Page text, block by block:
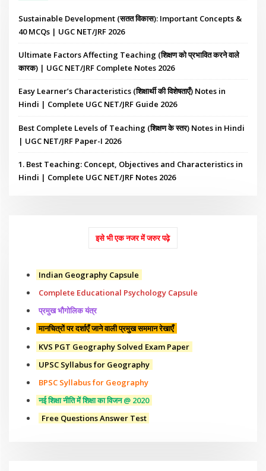
Sustainable Development (सतत विकास): Important Concepts &
40 MCQs | UGC NET/JRF 2026
Ultimate Factors Affecting Teaching (शिक्षण को प्रभावित करने वाले
कारक) | UGC NET/JRF Complete Notes 2026
Easy Learner’s Characteristics (शिक्षार्थी की विशेषताएँ) Notes in
Hindi | Complete UGC NET/JRF Guide 2026
Best Complete Levels of Teaching (शिक्षण के स्तर) Notes in Hindi
| UGC NET/JRF Paper-I 2026
1. Best Teaching: Concept, Objectives and Characteristics in
Hindi | Complete UGC NET/JRF Notes 2026
इसे भी एक नजर में जरुर पढ़े
Indian Geography Capsule
Complete Educational Psychology Capsule
प्रमुख भौगोलिक यंत्र
मानचित्रों पर दर्शाएँ जाने वाली प्रमुख सममान रेखाएँ
KVS PGT Geography Solved Exam Paper
UPSC Syllabus for Geography
BPSC Syllabus for Geography
नई शिक्षा नीति में शिक्षा का विजन @ 2020
Free Questions Answer Test